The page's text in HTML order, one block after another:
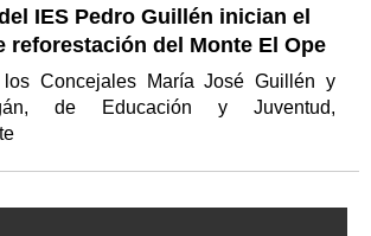
IES Pedro Guillén inician el
reforestación del Monte El Ope
los Concejales María José Guillén y
de Educación y Juventud,